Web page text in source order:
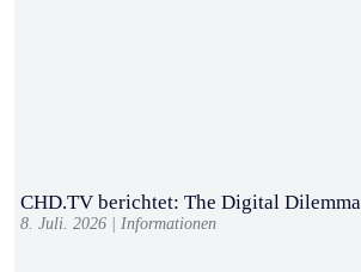
CHD.TV berichtet: The Digital Dilemma
8. Juli. 2026 | Informationen